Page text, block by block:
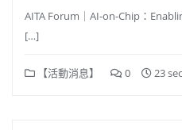
AITA Forum｜AI-on-Chip：
[…]
【活動消息】 0 23